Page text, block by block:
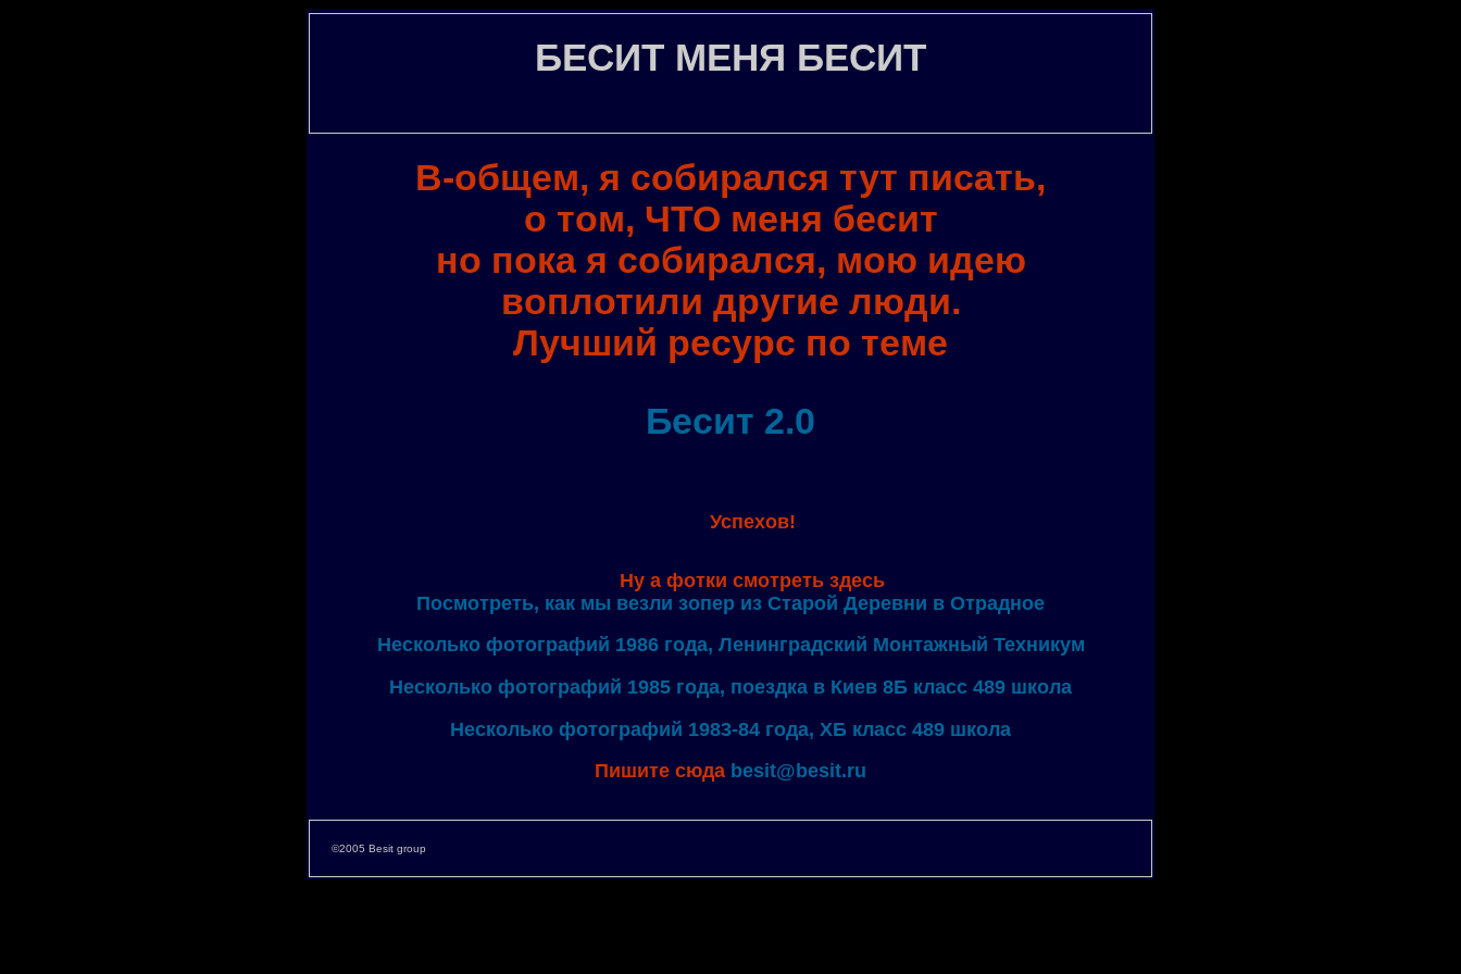
БЕСИТ МЕНЯ БЕСИТ
В-общем, я собирался тут писать,
о том, ЧТО меня бесит
но пока я собирался, мою идею
воплотили другие люди.
Лучший ресурс по теме
Бесит 2.0
Успехов!
Ну а фотки смотреть здесь
Посмотреть, как мы везли зопер из Старой Деревни в Отрадное
Несколько фотографий 1986 года, Ленинградский Монтажный Техникум
Несколько фотографий 1985 года, поездка в Киев 8Б класс 489 школа
Несколько фотографий 1983-84 года, XБ класс 489 школа
Пишите сюда besit@besit.ru
©2005 Besit group